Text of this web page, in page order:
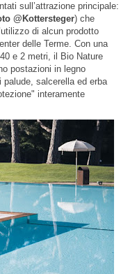
sull’attrazione principale:
@Kottersteger) che
di alcun prodotto
delle Terme. Con una
e 2 metri, il Bio Nature
postazioni in legno
salcerella ed erba
interamente